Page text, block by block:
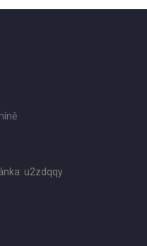
u2zdqqy